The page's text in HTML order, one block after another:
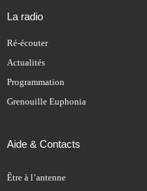
La radio
Ré-écouter
Actualités
Programmation
Grenouille Euphonia
Aide & Contacts
Être à l’antenne